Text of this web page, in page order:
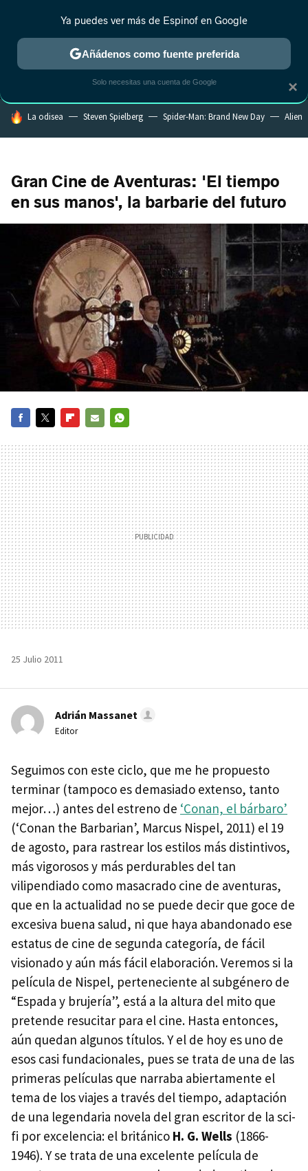
MENÚ NUEVO
ESTRENOS REALITY ANIME RANKINGS CINE
HOY SE HABLA DE
La odisea Steven Spielberg Spider-Man: Brand New Day Alien
Gran Cine de Aventuras: 'El tiempo
en sus manos', la barbarie del futuro
MAIL
25 Julio 2011
Adrián Massanet
Editor
Seguimos con este ciclo, que me he propuesto
terminar (tampoco es demasiado extenso, tanto
mejor…) antes del estreno de ‘Conan, el bárbaro’
(‘Conan the Barbarian’, Marcus Nispel, 2011) el 19
de agosto, para rastrear los estilos más distintivos,
más vigorosos y más perdurables del tan
vilipendiado como masacrado cine de aventuras,
que en la actualidad no se puede decir que goce de
excesiva buena salud, ni que haya abandonado ese
estatus de cine de segunda categoría, de fácil
visionado y aún más fácil elaboración. Veremos si la
película de Nispel, perteneciente al subgénero de
“Espada y brujería”, está a la altura del mito que
pretende resucitar para el cine. Hasta entonces,
aún quedan algunos títulos. Y el de hoy es uno de
esos casi fundacionales, pues se trata de una de las
primeras películas que narraba abiertamente el
tema de los viajes a través del tiempo, adaptación
de una legendaria novela del gran escritor de la sci-
fi por excelencia: el británico H. G. Wells (1866-
1946). Y se trata de una excelente película de
×
Ya puedes ver más de Espinof en Google
Añádenos como fuente preferida
Solo necesitas una cuenta de Google